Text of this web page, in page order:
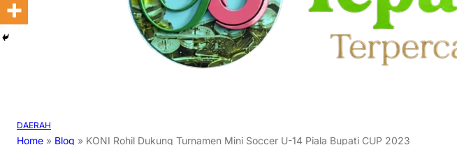
DAERAH
Home » Blog » KONI Rohil Dukung Turnamen Mini Soccer U-14 Piala Bupati CUP 2023